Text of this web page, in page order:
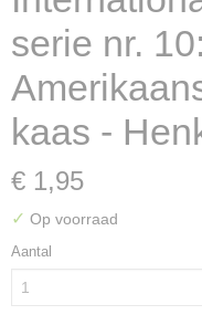
serie nr.
kaas -
€ 1,95
✓ Op voorraad
Aantal